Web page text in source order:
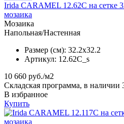
Irida CARAMEL 12.62C на сетке
мозаика
Мозаика
Напольная/Настенная
Размер (см): 32.2x32.2
Артикул: 12.62C_s
10 660 руб./м2
Складская программа, в наличии
В избранное
Купить